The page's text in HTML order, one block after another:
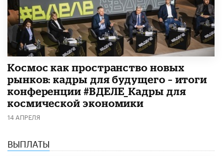
Космос как пространство новых
рынков: кадры для будущего – итоги
конференции #ВДЕЛЕ_Кадры для
космической экономики
14 АПРЕЛЯ
ВЫПЛАТЫ